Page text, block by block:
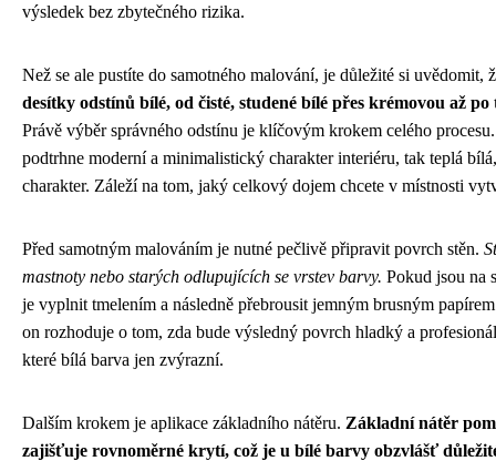
výsledek bez zbytečného rizika.
Než se ale pustíte do samotného malování, je důležité si uvědomit,
desítky odstínů bílé, od čisté, studené bílé přes krémovou až
Právě výběr správného odstínu je klíčovým krokem celého
podtrhne moderní a minimalistický charakter interiéru, tak teplá
charakter. Záleží na tom, jaký celkový dojem chcete v místnosti
Před samotným malováním je nutné pečlivě připravit povrch stěn.
mastnoty nebo starých odlupujících se vrstev barvy. Pokud jsou na
je vyplnit tmelením a následně přebrousit jemným brusným
on rozhoduje o tom, zda bude výsledný povrch hladký a
které bílá barva jen zvýrazní.
Dalším krokem je aplikace základního nátěru. Základní nátěr
zajišťuje rovnoměrné krytí, což je u bílé barvy obzvlášť